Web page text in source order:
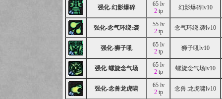
强化-幻影爆碎
65 lv
2tp 幻影爆碎lv10
强化-念气环绕:袭
55 lv
2tp 念气环绕:袭lv10
强化-狮子吼
65 lv
2tp 狮子吼lv10
强化-螺旋念气场
65 lv
2tp 螺旋念气场lv10
强化-念兽龙虎啸
65 lv
2tp 念兽:龙虎啸lv10